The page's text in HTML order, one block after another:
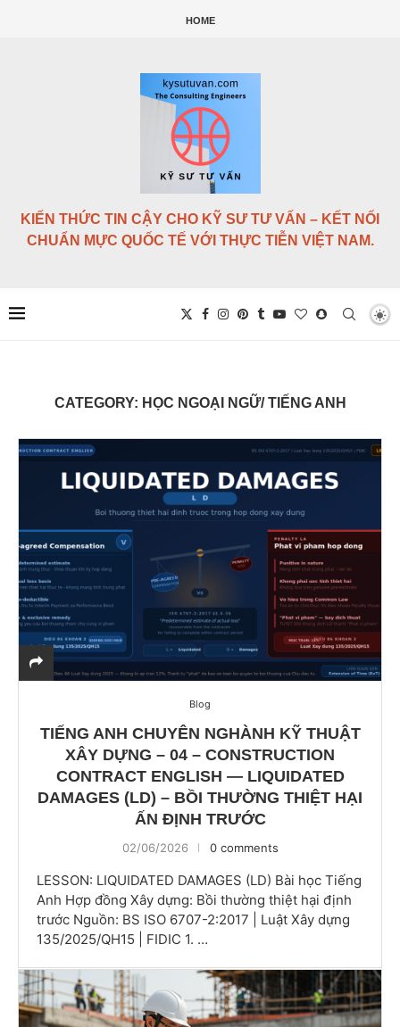
HOME
KIẾN THỨC TIN CẬY CHO KỸ SƯ TƯ VẤN – KẾT NỐI
CHUẨN MỰC QUỐC TẾ VỚI THỰC TIỄN VIỆT NAM.
CATEGORY: HỌC NGOẠI NGỮ/ TIẾNG ANH
Blog
TIẾNG ANH CHUYÊN NGHÀNH KỸ THUẬT
XÂY DỰNG – 04 – CONSTRUCTION
CONTRACT ENGLISH — LIQUIDATED
DAMAGES (LD) – BỒI THƯỜNG THIỆT HẠI
ẤN ĐỊNH TRƯỚC
02/06/2026 0 comments
LESSON: LIQUIDATED DAMAGES (LD) Bài học Tiếng
Anh Hợp đồng Xây dựng: Bồi thường thiệt hại định
trước Nguồn: BS ISO 6707-2:2017 | Luật Xây dựng
135/2025/QH15 | FIDIC 1. …